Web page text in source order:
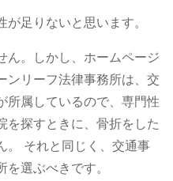
足りないと思います。
ん。しかし、ホームページ
ンリーフ法律事務所は、交
所属しているので、専門性
を探すときに、骨折をした
それと同じく、交通事
選ぶべきです。